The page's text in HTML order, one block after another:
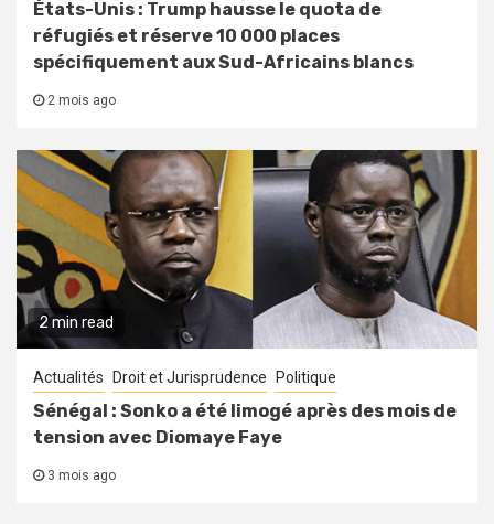
États-Unis : Trump hausse le quota de
réfugiés et réserve 10 000 places
spécifiquement aux Sud-Africains blancs
2 mois ago
2 min read
Actualités Droit et Jurisprudence Politique
Sénégal : Sonko a été limogé après des mois de
tension avec Diomaye Faye
3 mois ago